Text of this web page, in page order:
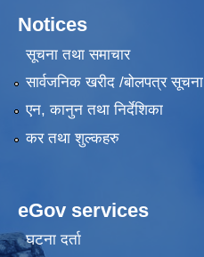
Notices
सूचना तथा समाचार
सार्वजनिक खरीद /बोलपत्र सूचना
एन, कानुन तथा निर्देशिका
कर तथा शुल्कहरु
eGov services
घटना दर्ता